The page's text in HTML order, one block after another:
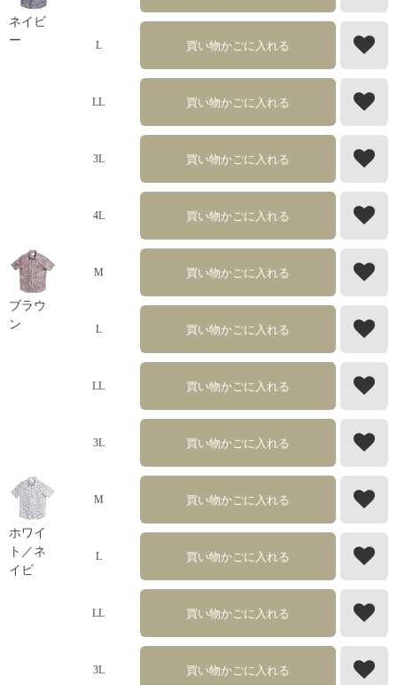
ネイビ
ー
L 買い物かごに入れる
LL 買い物かごに入れる
3L 買い物かごに入れる
4L 買い物かごに入れる
ブラウ
ン
M 買い物かごに入れる
L 買い物かごに入れる
LL 買い物かごに入れる
3L 買い物かごに入れる
ホワイ
ト／ネ
イビ
M 買い物かごに入れる
L 買い物かごに入れる
LL 買い物かごに入れる
3L 買い物かごに入れる